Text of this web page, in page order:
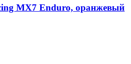
MX7 Enduro, оранжевый